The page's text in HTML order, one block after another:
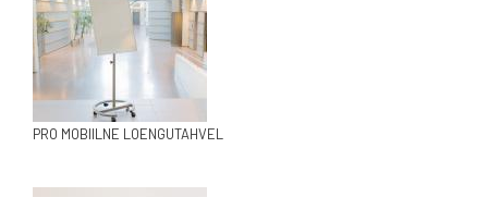
PRO MOBIILNE LOENGUTAHVEL